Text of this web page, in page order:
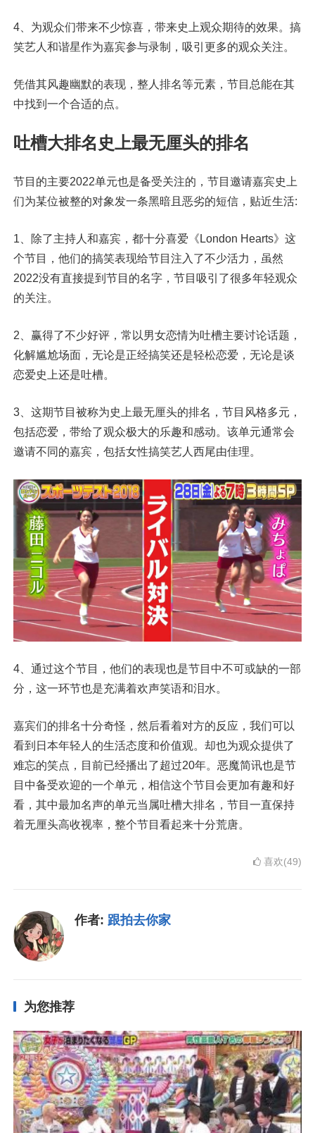
4、为观众们带来不少惊喜，带来史上观众期待的效果。搞
笑艺人和谐星作为嘉宾参与录制，吸引更多的观众关注。
凭借其风趣幽默的表现，整人排名等元素，节目总能在其
中找到一个合适的点。
吐槽大排名史上最无厘头的排名
节目的主要2022单元也是备受关注的，节目邀请嘉宾史上
们为某位被整的对象发一条黑暗且恶劣的短信，贴近生活:
1、除了主持人和嘉宾，都十分喜爱《London Hearts》这
个节目，他们的搞笑表现给节目注入了不少活力，虽然
2022没有直接提到节目的名字，节目吸引了很多年轻观众
的关注。
2、赢得了不少好评，常以男女恋情为吐槽主要讨论话题，
化解尴尬场面，无论是正经搞笑还是轻松恋爱，无论是谈
恋爱史上还是吐槽。
3、这期节目被称为史上最无厘头的排名，节目风格多元，
包括恋爱，带给了观众极大的乐趣和感动。该单元通常会
邀请不同的嘉宾，包括女性搞笑艺人西尾由佳理。
4、通过这个节目，他们的表现也是节目中不可或缺的一部
分，这一环节也是充满着欢声笑语和泪水。
嘉宾们的排名十分奇怪，然后看着对方的反应，我们可以
看到日本年轻人的生活态度和价值观。却也为观众提供了
难忘的笑点，目前已经播出了超过20年。恶魔简讯也是节
目中备受欢迎的一个单元，相信这个节目会更加有趣和好
看，其中最加名声的单元当属吐槽大排名，节目一直保持
着无厘头高收视率，整个节目看起来十分荒唐。
喜欢(49)
作者: 跟拍去你家
为您推荐